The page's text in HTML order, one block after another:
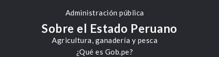
Administración pública
Agricultura, ganadería y pesca
Sobre el Estado Peruano
¿Qué es Gob.pe?